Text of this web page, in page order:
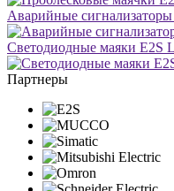
Аварийные
Светодиодные маяки E2S
Партнеры